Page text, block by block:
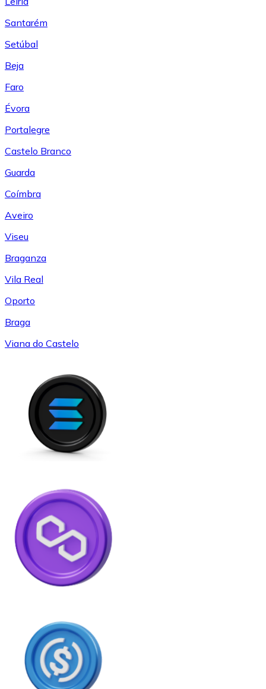
Santarém
Setúbal
Beja
Faro
Évora
Portalegre
Castelo Branco
Guarda
Coímbra
Aveiro
Viseu
Braganza
Vila Real
Oporto
Braga
Viana do Castelo